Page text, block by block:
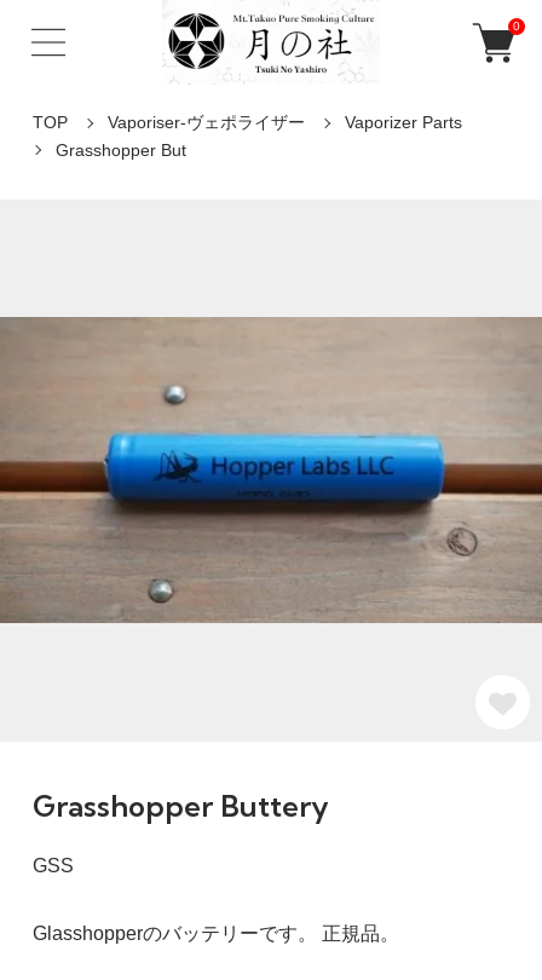
0
TOP Vaporiser-ヴェポライザー
Vaporizer Parts
Grasshopper But
Grasshopper Buttery
GSS
Glasshopperのバッテリーです。 正規品。